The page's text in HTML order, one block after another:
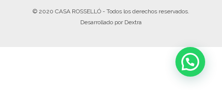
© 2020 CASA ROSSELLÓ - Todos los derechos reservados.
Desarrollado por Dextra